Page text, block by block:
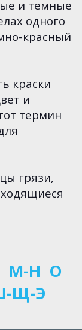
и темные
одного
красный
краски
и
термин
грязи,
М-Н О
Щ-Э